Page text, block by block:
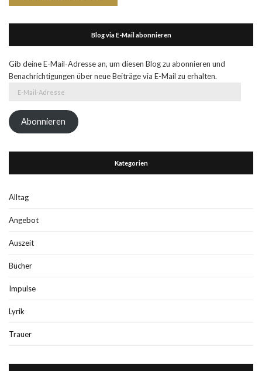
Blog via E-Mail abonnieren
Gib deine E-Mail-Adresse an, um diesen Blog zu abonnieren und
Benachrichtigungen über neue Beiträge via E-Mail zu erhalten.
Adresse
Abonnieren
Kategorien
Alltag
Angebot
Auszeit
Bücher
Impulse
Lyrik
Trauer